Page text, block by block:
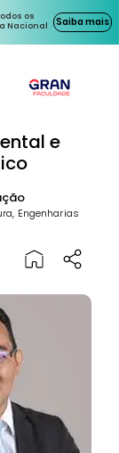
os
Nacional
Saiba mais
e
Engenharias